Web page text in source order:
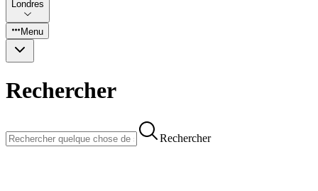
Londres
Menu
Rechercher
Rechercher